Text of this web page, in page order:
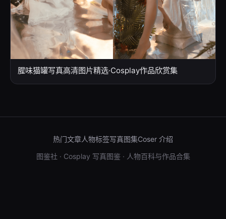
腥味猫罐写真高清图片精选·Cosplay作品欣赏集
热门文章人物标签写真图集Coser 介绍
图鉴社 · Cosplay 写真图鉴 · 人物百科与作品合集